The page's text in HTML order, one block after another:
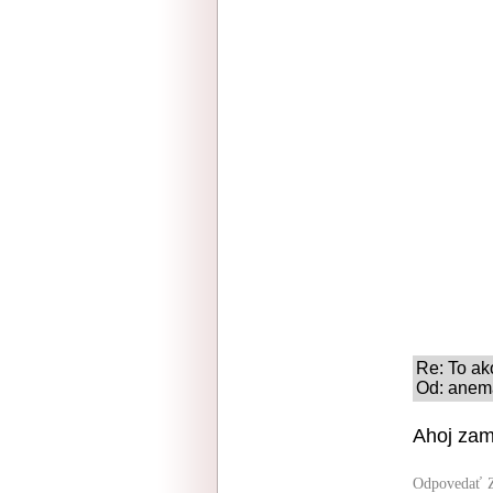
Re: To
Od:
Ahoj
Odpovedať